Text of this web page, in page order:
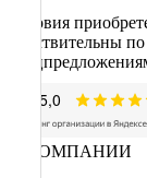
Условия
действительны
О КОМПАНИИ